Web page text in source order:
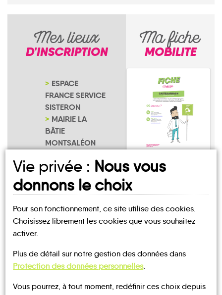
Mes lieux
D'INSCRIPTION
ESPACE
FRANCE SERVICE
SISTERON
MAIRIE LA
BÂTIE
MONTSALÉON
D'INSCRIPTION
Ma fiche
MOBILITE
La Bâtie-
Montsaléon
UN AVIS, UN TÉMOIGNAGE
À PARTAGER ?
Vie privée : Nous vous
donnons le choix
Pour son fonctionnement, ce site utilise des cookies.
Choisissez librement les cookies que vous souhaitez
activer.
Plus de détail sur notre gestion des données dans
Protection des données personnelles.
Vous pourrez, à tout moment, redéfinir ces choix depuis